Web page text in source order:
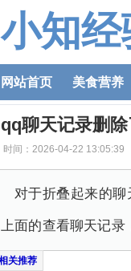
小知经
网站首页 美食营养
qq聊天记录删
时间：2026-04-22 13:05:39
对于折叠起来的
上面的查看聊天记录